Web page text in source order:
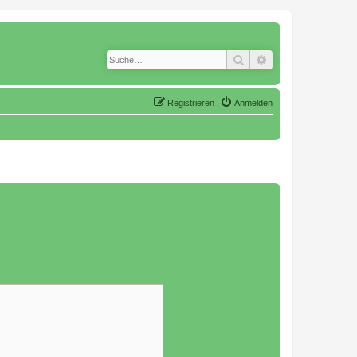
Suche
Anmelden
Registrieren